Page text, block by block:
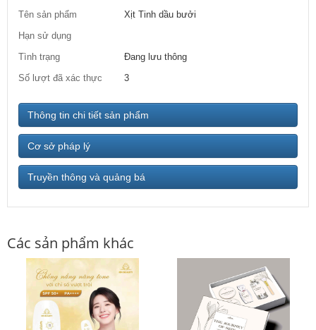
Tên sản phẩm
Xịt Tinh dầu bưởi
Hạn sử dụng
Tình trạng
Đang lưu thông
Số lượt đã xác thực
3
Thông tin chi tiết sản phẩm
Cơ sở pháp lý
Truyền thông và quảng bá
Các sản phẩm khác